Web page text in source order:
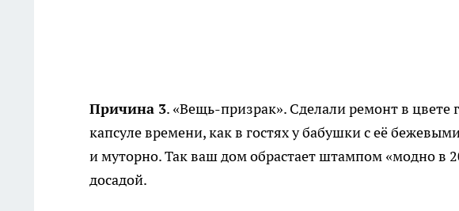
Причина 3. «Вещь-призрак». Сделали ремонт в цвете
капсуле времени, как в гостях у бабушки с её
и муторно. Так ваш дом обрастает штампом «модно в
досадой.